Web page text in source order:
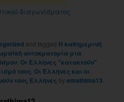
διαγωνίσματος
and tagged Η καθημερινή
αυτοκρατορία μια
,Οι Έλληνες "κατακτούν"
τους ,Οι Έλληνες και οι
τους Έλληνες byemathima13